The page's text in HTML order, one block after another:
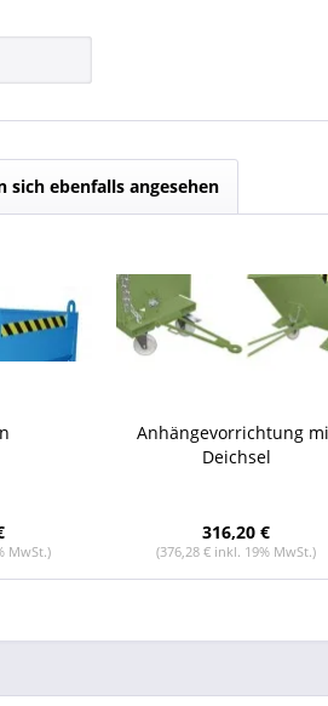
sich ebenfalls angesehen
MwSt.)
Anhängevorrichtung
Deichsel
316,20 €
(376,28 € inkl. 19% MwSt.)